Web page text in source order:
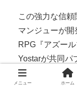
この強力な信頼
マンジューが
RPG『アズー
Yostarが共同パ
が発表されてい
メニュー ホーム